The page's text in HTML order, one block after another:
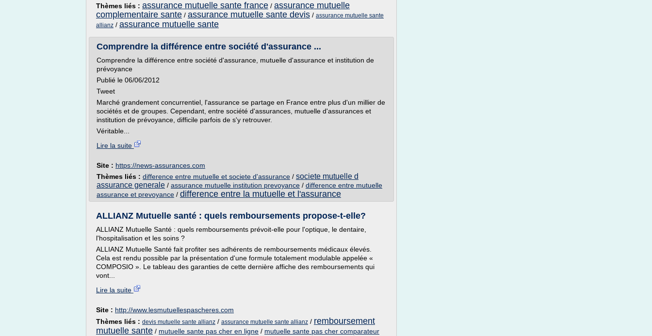
Thèmes liés : assurance mutuelle sante france / assurance mutuelle
complementaire sante / assurance mutuelle sante devis / assurance mutuelle sante
allianz / assurance mutuelle sante
Comprendre la différence entre société d'assurance ...
Comprendre la différence entre société d'assurance, mutuelle d'assurance et institution de
prévoyance
Publié le 06/06/2012
Tweet
Marché grandement concurrentiel, l'assurance se partage en France entre plus d'un millier de
sociétés et de groupes. Cependant, entre société d'assurances, mutuelle d'assurances et
institution de prévoyance, difficile parfois de s'y retrouver.
Véritable...
Lire la suite
Site : https://news-assurances.com
Thèmes liés : difference entre mutuelle et societe d'assurance / societe mutuelle d
assurance generale / assurance mutuelle institution prevoyance / difference entre mutuelle
assurance et prevoyance / difference entre la mutuelle et l'assurance
ALLIANZ Mutuelle santé : quels remboursements propose-t-elle?
ALLIANZ Mutuelle Santé : quels remboursements prévoit-elle pour l'optique, le dentaire,
l'hospitalisation et les soins ?
ALLIANZ Mutuelle Santé fait profiter ses adhérents de remboursements médicaux élevés.
Cela est rendu possible par la présentation d'une formule totalement modulable appelée «
COMPOSIO ». Le tableau des garanties de cette dernière affiche des remboursements qui
vont...
Lire la suite
Site : http://www.lesmutuellespascheres.com
Thèmes liés : devis mutuelle sante allianz / assurance mutuelle sante allianz / remboursement
mutuelle sante / mutuelle sante pas cher en ligne / mutuelle sante pas cher comparateur